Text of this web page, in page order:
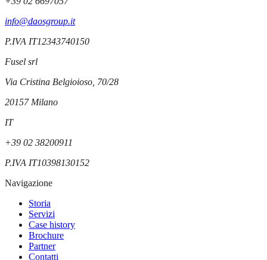
info@daosgroup.it
P.IVA IT12343740150
Fusel srl
Via Cristina Belgioioso, 70/28
20157 Milano
IT
+39 02 38200911
P.IVA IT10398130152
Navigazione
Storia
Servizi
Case history
Brochure
Partner
Contatti